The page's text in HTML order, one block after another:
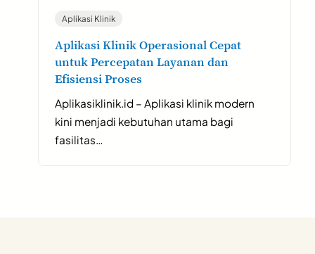
Aplikasi Klinik
Aplikasi Klinik Operasional Cepat
untuk Percepatan Layanan dan
Efisiensi Proses
Aplikasiklinik.id – Aplikasi klinik modern
kini menjadi kebutuhan utama bagi
fasilitas…